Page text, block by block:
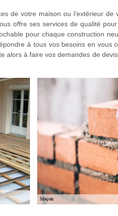
de votre maison ou l’extérieur de
offre ses services de qualité
pour chaque construction
à tous vos besoins en vous
alors à faire vos demandes de